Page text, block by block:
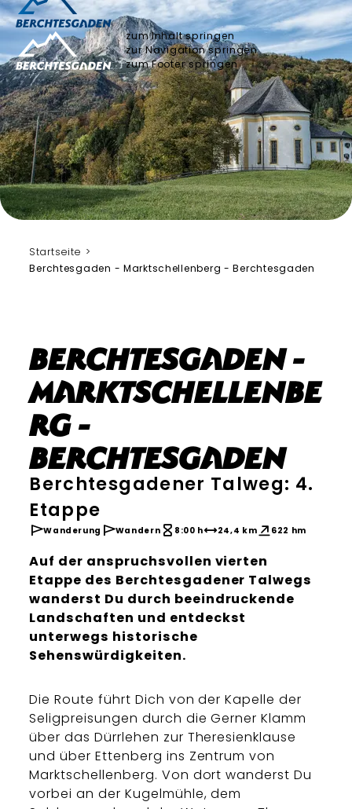
zum Inhalt springen
zur Navigation springen
zum Footer springen
Startseite
Berchtesgaden - Marktschellenberg - Berchtesgaden
Berchtesgaden -
Marktschellenbe
rg -
Berchtesgaden
Berchtesgadener Talweg: 4.
Etappe
Wanderung Wandern 8:00 h 24,4 km 622 hm
Auf der anspruchsvollen vierten
Etappe des Berchtesgadener Talwegs
wanderst Du durch beeindruckende
Landschaften und entdeckst
unterwegs historische
Sehenswürdigkeiten.
Die Route führt Dich von der Kapelle der
Seligpreisungen durch die Gerner Klamm
über das Dürrlehen zur Theresienklause
und über Ettenberg ins Zentrum von
Marktschellenberg. Von dort wanderst Du
vorbei an der Kugelmühle, dem